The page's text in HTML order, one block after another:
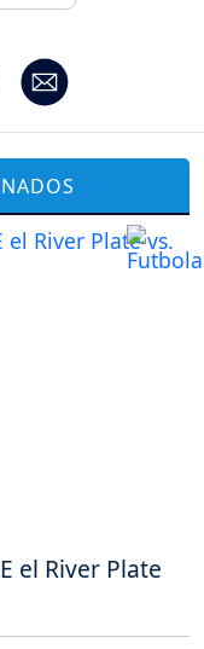
el River Plate